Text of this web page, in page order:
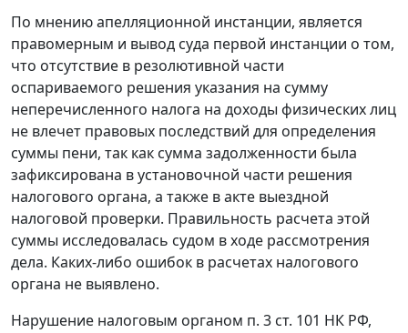
По мнению апелляционной инстанции, является
правомерным и вывод суда первой инстанции о том,
что отсутствие в резолютивной части
оспариваемого решения указания на сумму
неперечисленного налога на доходы физических лиц
не влечет правовых последствий для определения
суммы пени, так как сумма задолженности была
зафиксирована в установочной части решения
налогового органа, а также в акте выездной
налоговой проверки. Правильность расчета этой
суммы исследовалась судом в ходе рассмотрения
дела. Каких-либо ошибок в расчетах налогового
органа не выявлено.
Нарушение налоговым органом п. 3 ст. 101 НК РФ,